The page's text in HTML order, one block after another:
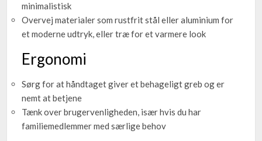
minimalistisk
Overvej materialer som rustfrit stål eller aluminium for
et moderne udtryk, eller træ for et varmere look
Ergonomi
Sørg for at håndtaget giver et behageligt greb og er
nemt at betjene
Tænk over brugervenligheden, især hvis du har
familiemedlemmer med særlige behov